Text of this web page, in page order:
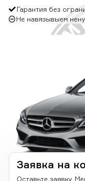
Гарантия без
Не навязывыем
Заявка на
Оставьте заявку.